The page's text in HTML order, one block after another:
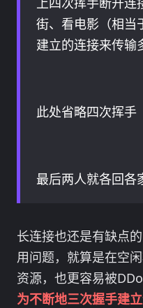
街、看电影（相当
建立的连接来传输
此处省略四次挥手
最后两人就各回各
长连接也还是有缺点
用问题，就算是在空
资源，也更容易被
为不断地三次握手建